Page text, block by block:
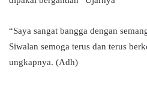
“Saya sangat bangga dengan
Siwalan semoga terus dan terus
ungkapnya. (Adh)